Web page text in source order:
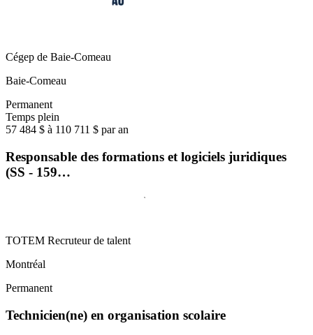
Cégep de Baie-Comeau
Baie-Comeau
Permanent
Temps plein
57 484 $ à 110 711 $ par an
Responsable des formations et logiciels juridiques
(SS - 159…
TOTEM Recruteur de talent
Montréal
Permanent
Technicien(ne) en organisation scolaire